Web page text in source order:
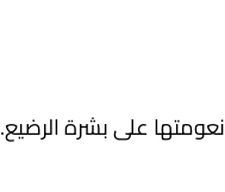
على بشرة الرضيع.